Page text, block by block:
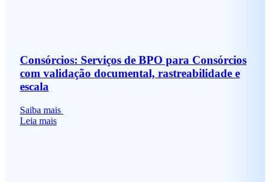
Consórcios: Serviços de BPO para Consórcios
com validação documental, rastreabilidade e
escala
Saiba mais
Leia mais